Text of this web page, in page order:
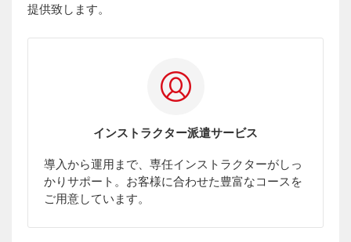
提供致します。
インストラクター派遣サービス
導入から運用まで、専任インストラクターがしっ
かりサポート。お客様に合わせた豊富なコースを
ご用意しています。